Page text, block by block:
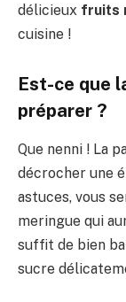
délicieux fruits
cuisine !
Est-ce que
préparer ?
Que nenni ! La
décrocher une
astuces, vous
meringue qui
suffit de bien
sucre